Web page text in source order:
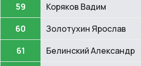
59
Коряков Вадим
60
Золотухин Ярослав
61
Белинский Александр